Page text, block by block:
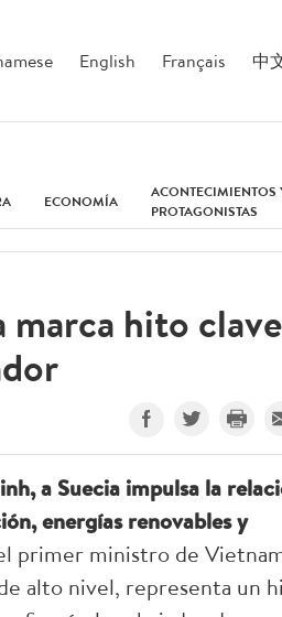
English Français 中
ECONOMÍA
ACONTECIMIENTOS
PROTAGONISTAS
marca hito clave
a Suecia impulsa la
energías renovables y
primer ministro de
alto nivel, representa un